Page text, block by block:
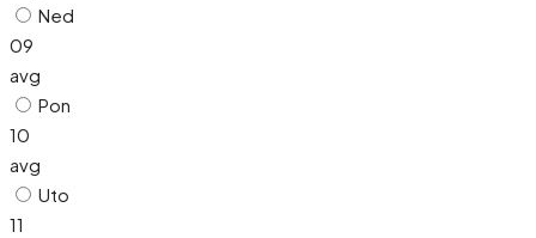
Ned
09
avg
Pon
10
avg
Uto
11